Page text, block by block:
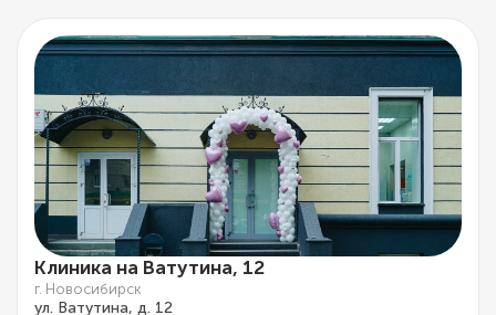
Клиника на Ватутина, 12
г. Новосибирск
ул. Ватутина, д. 12